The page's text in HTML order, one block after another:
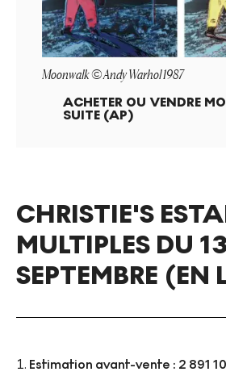
Moonwalk © Andy Warhol 1987
ACHETER OU VENDRE
SUITE (AP)
CHRISTIE'S
MULTIPLES DU
SEPTEMBRE (EN
Estimation avant-vente : 2 891